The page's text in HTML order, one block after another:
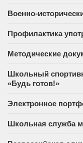
Военно-
Профилактика
Методические
Школьный
«Будь готов!»
Электронное
Школьная служба